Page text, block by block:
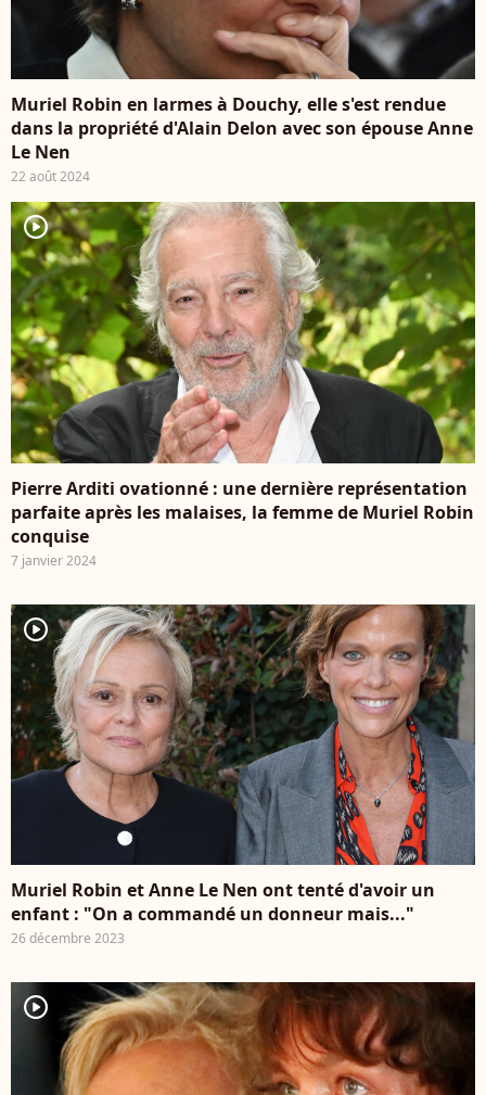
Muriel Robin en larmes à Douchy, elle s'est rendue
dans la propriété d'Alain Delon avec son épouse Anne
Le Nen
22 août 2024
player2
Pierre Arditi ovationné : une dernière représentation
parfaite après les malaises, la femme de Muriel Robin
conquise
7 janvier 2024
player2
Muriel Robin et Anne Le Nen ont tenté d'avoir un
enfant : "On a commandé un donneur mais..."
26 décembre 2023
player2